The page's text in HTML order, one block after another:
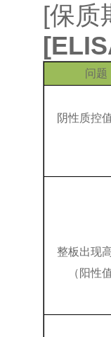
[保
[
问题
阴性质控
整板出现
（阳性